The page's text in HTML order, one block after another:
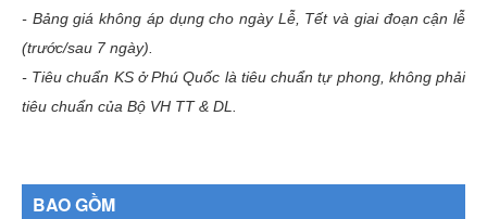
- Bảng giá không áp dụng cho ngày Lễ, Tết và giai đoạn cận lễ
(trước/sau 7 ngày).
- Tiêu chuẩn KS ở Phú Quốc là tiêu chuẩn tự phong, không phải
tiêu chuẩn của Bộ VH TT & DL.
BAO GỒM